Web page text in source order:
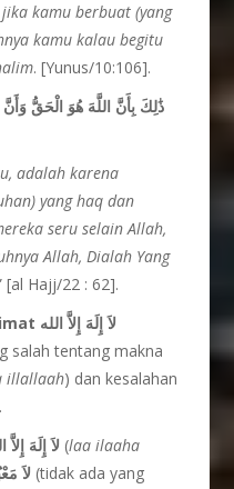
kamu berbuat (yang
kamu kalau begitu
. [Yunus/10:106].
ذَٰلِكَ بِأَنَّ اللَّهَ هُوَ الْحَقُّ
adalah karena
yang haq dan
seru selain Allah,
Allah, Dialah Yang
[al Hajj/22 : 62].
لاَ إِلَهَ إِلاَّ الله
salah tentang makna
illallaah) dan kesalahan
لاَ إِلَهَ إِلاَّ (laailaaha
لاَ (tidak ada yang